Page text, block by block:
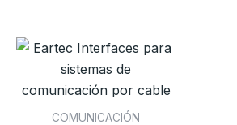
COMUNICACIÓN